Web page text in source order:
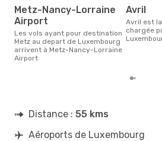
Metz-Nancy-Lorraine
Airport
Les vols ayant pour destination
Metz au depart de Luxembourg
arrivent à Metz-Nancy-Lorraine
Airport
avril
avril est la période la plus
chargée
Distance : 55 kms
Aéroports de Luxembourg